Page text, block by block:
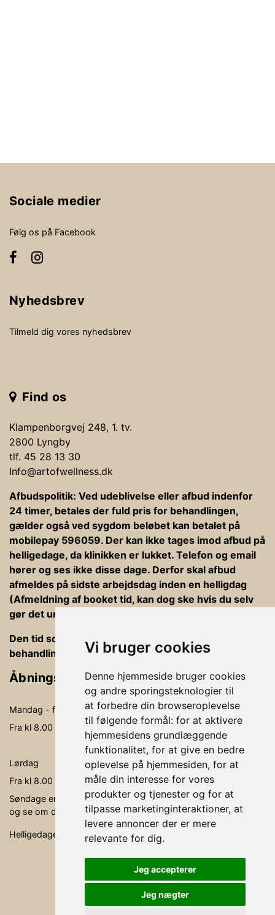
Vi bruger cookies
Denne hjemmeside bruger cookies
og andre sporingsteknologier til
at forbedre din browseroplevelse
til følgende formål: for at aktivere
hjemmesidens grundlæggende
funktionalitet, for at give en bedre
oplevelse på hjemmesiden, for at
måle din interesse for vores
produkter og tjenester og for at
tilpasse marketinginteraktioner, at
levere annoncer der er mere
relevante for dig.
Jeg accepterer
Jeg nægter
Sociale medier
Følg os på Facebook
Nyhedsbrev
Tilmeld dig vores nyhedsbrev
Find os
Klampenborgvej 248, 1. tv.
2800 Lyngby
tlf. 45 28 13 30
Info@artofwellness.dk
Afbudspolitik: Ved udeblivelse eller afbud indenfor
24 timer, betales der fuld pris for behandlingen,
gælder også ved sygdom beløbet kan betalet på
mobilepay 596059. Der kan ikke tages imod afbud på
helligedage, da klinikken er lukket. Telefon og email
hører og ses ikke disse dage. Derfor skal afbud
afmeldes på sidste arbejdsdag inden en helligdag
(Afmeldning af booket tid, kan dog ske hvis du selv
gør det under din bookning).
Den tid som er afsat til behandlinger er ind og ud af
behandlingsrummet, betaling og vejledning
Åbningstider
Mandag - fredag
09.00-19.00
Fra kl 8.00 - kl. 20.00 kan der behandles
Lørdag
09.00- 15.00
Fra kl 8.00 - kl. 16.00 kan der behandles
Søndage er ikke faste åbningsdage, men søg via bookingen,
og se om der er en behandler, der er ledig.
Helligedage er klinikken lukket.